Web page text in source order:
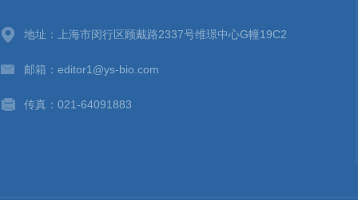
地址：上海市闵行区顾戴路2337号维璟中心G幢19C2
邮箱：editor1@ys-bio.com
传真：021-64091883